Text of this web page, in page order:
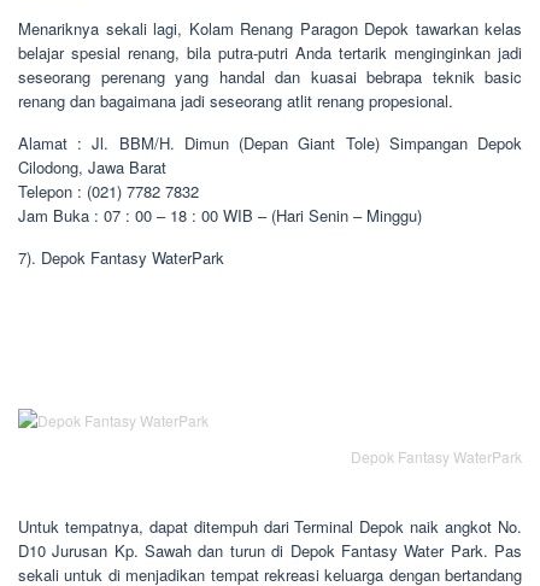
Menariknya sekali lagi, Kolam Renang Paragon Depok tawarkan kelas
belajar spesial renang, bila putra-putri Anda tertarik menginginkan jadi
seseorang perenang yang handal dan kuasai bebrapa teknik basic
renang dan bagaimana jadi seseorang atlit renang propesional.
Alamat : Jl. BBM/H. Dimun (Depan Giant Tole) Simpangan Depok
Cilodong, Jawa Barat
Telepon : (021) 7782 7832
Jam Buka : 07 : 00 – 18 : 00 WIB – (Hari Senin – Minggu)
7). Depok Fantasy WaterPark
Depok Fantasy WaterPark
Untuk tempatnya, dapat ditempuh dari Terminal Depok naik angkot No.
D10 Jurusan Kp. Sawah dan turun di Depok Fantasy Water Park. Pas
sekali untuk di menjadikan tempat rekreasi keluarga dengan bertandang